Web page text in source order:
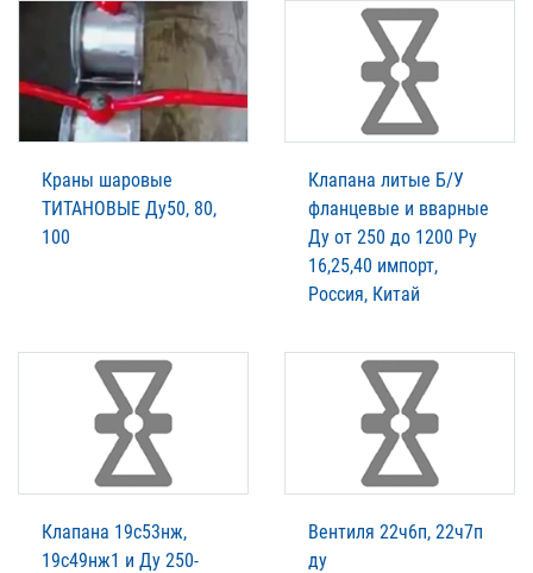
Краны шаровые
ТИТАНОВЫЕ Ду50, 80,
100
Клапана литые Б/У
фланцевые и вварные
Ду от 250 до 1200 Ру
16,25,40 импорт,
Россия, Китай
Клапана 19с53нж,
19с49нж1 и Ду 250-
Вентиля 22ч6п, 22ч7п
ду